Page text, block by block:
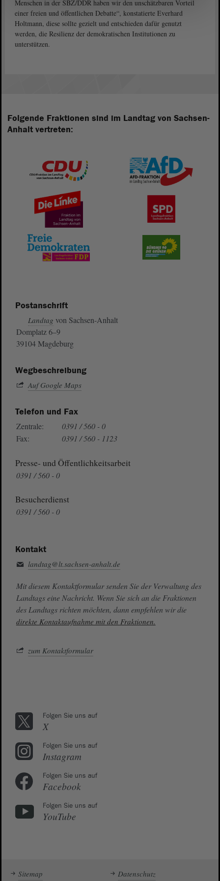
Menschen in der SBZ/DDR haben wir den unschätzbaren Vorteil
einer freien und öffentlichen Debatte“, konstatierte Everhard
Holtmann, diese sollte gezielt und entschieden dafür genutzt
werden, die Resilienz der demokratischen Institutionen zu
unterstützen.
Folgende Fraktionen sind im Landtag von Sachsen-
Anhalt vertreten:
Postanschrift
Landtag von Sachsen-Anhalt
Domplatz 6–9
39104 Magdeburg
Wegbeschreibung
Auf Google Maps
Telefon und Fax
Zentrale:
0391 / 560 - 0
Fax:
0391 / 560 - 1123
Presse- und Öffentlichkeitsarbeit
0391 / 560 - 0
Besucherdienst
0391 / 560 - 0
Kontakt
landtag@lt.sachsen-anhalt.de
Mit diesem Kontaktformular senden Sie der Verwaltung des
Landtags eine Nachricht. Wenn Sie sich an die Fraktionen
des Landtags richten möchten, dann empfehlen wir die
direkte Kontaktaufnahme mit den Fraktionen.
zum Kontaktformular
Folgen Sie uns auf
X
Folgen Sie uns auf
Instagram
Folgen Sie uns auf
Facebook
Folgen Sie uns auf
YouTube
Sitemap Datenschutz